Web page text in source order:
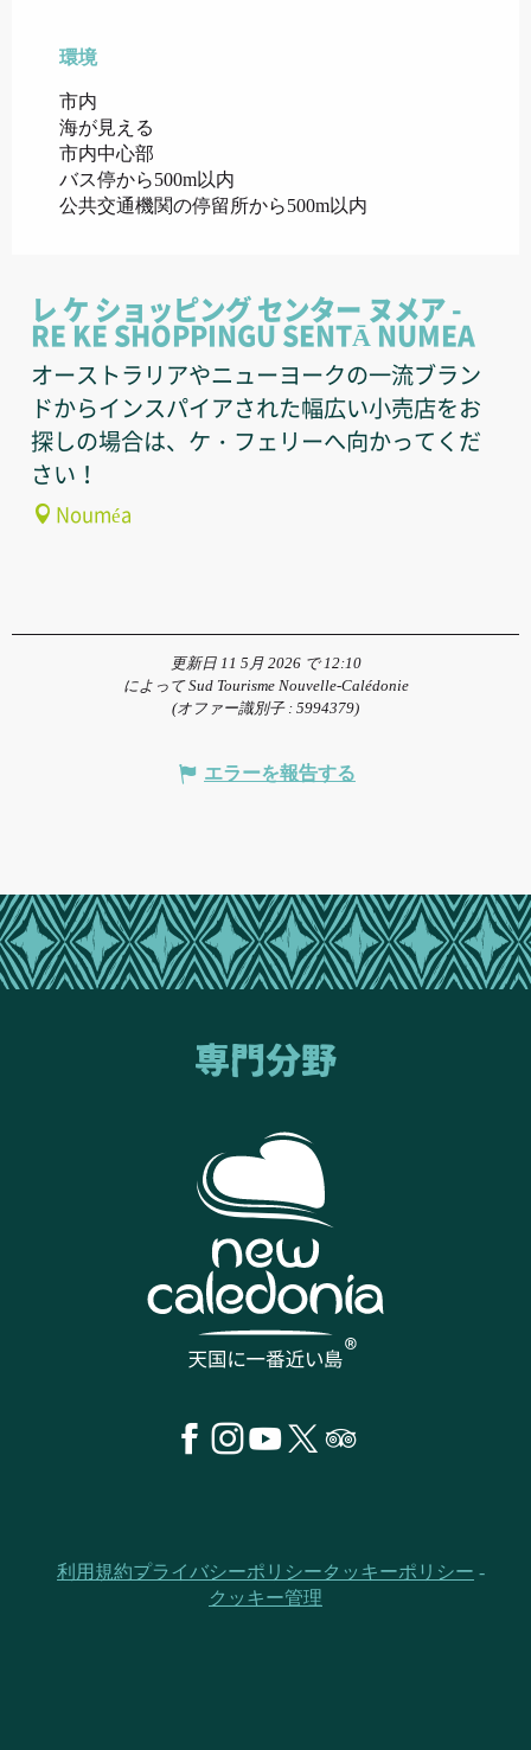
環境
環境
市内
海が見える
市内中心部
バス停から500m以内
公共交通機関の停留所から500m以内
レ ケ ショッピング センター ヌメア -
RE KE SHOPPINGU SENTĀ NUMEA
オーストラリアやニューヨークの一流ブラン
ドからインスパイアされた幅広い小売店をお
探しの場合は、ケ・フェリーへ向かってくだ
さい！
Nouméa
更新日 11 5月 2026 で 12:10
によって Sud Tourisme Nouvelle-Calédonie
(オファー識別子 : 5994379)
エラーを報告する
専門分野
利用規約プライバシーポリシークッキーポリシー
クッキー管理